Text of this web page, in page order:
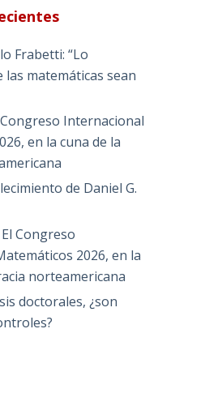
Frabetti: “Lo
las matemáticas sean
Internacional
en la cuna de la
de Daniel G.
El Congreso
2026, en la
norteamericana
doctorales, ¿son